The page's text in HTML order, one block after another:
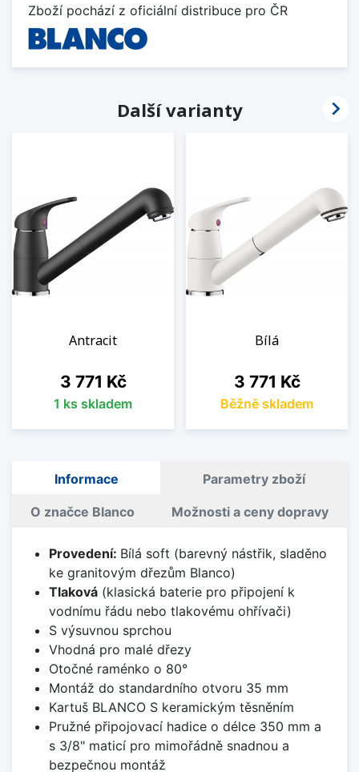
Zboží pochází z oficiální distribuce pro ČR
Další varianty
Antracit
Cena
3 771 Kč
1 ks skladem
Bílá
Cena
3 771 Kč
Běžně skladem

Informace Parametry zboží
O značce Blanco Možnosti a ceny dopravy
Provedení: Bílá soft (barevný nástřik, sladěno
ke granitovým dřezům Blanco)
Tlaková(klasická baterie pro připojení k
vodnímu řádu nebo tlakovému ohřívači)
S výsuvnou sprchou
Vhodná pro malé dřezy
Otočné raménko o 80°
Montáž do standardního otvoru 35 mm
Kartuš BLANCO S keramickým těsněním
Pružné připojovací hadice o délce 350 mm a
s 3/8" maticí pro mimořádně snadnou a
bezpečnou montáž